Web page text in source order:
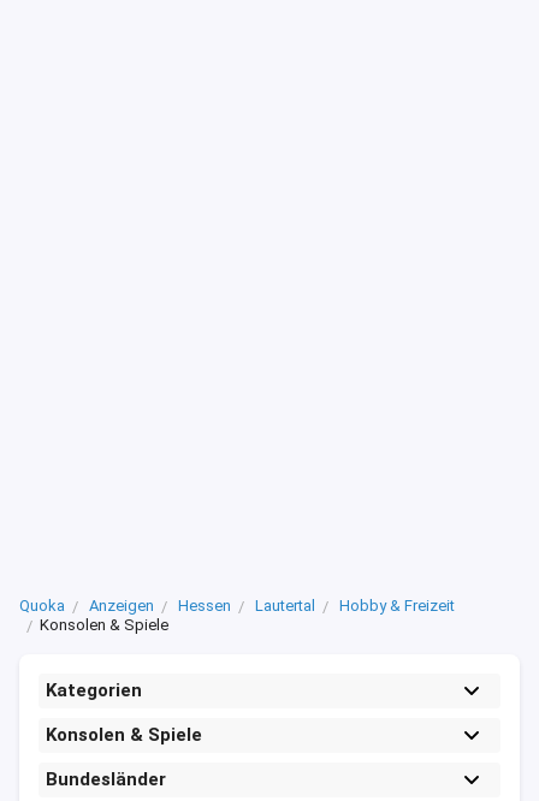
Quoka Anzeigen Hessen Lautertal
Hobby & Freizeit
Konsolen & Spiele
Kategorien
Konsolen & Spiele
Bundesländer